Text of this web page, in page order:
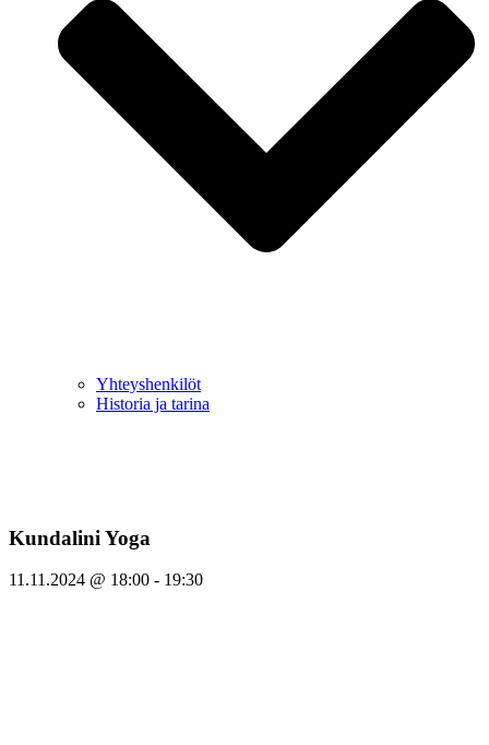
Yhteyshenkilöt
Historia ja tarina
Kundalini Yoga
11.11.2024 @ 18:00 - 19:30